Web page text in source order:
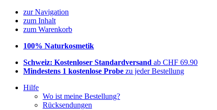
zur Navigation
zum Inhalt
zum Warenkorb
100% Naturkosmetik
Schweiz: Kostenloser Standardversand ab CHF 69.90
Mindestens 1 kostenlose Probe zu jeder Bestellung
Hilfe
Wo ist meine Bestellung?
Rücksendungen